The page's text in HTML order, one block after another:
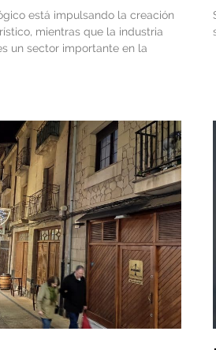
está impulsando la creación
mientras que la industria
un sector importante en la